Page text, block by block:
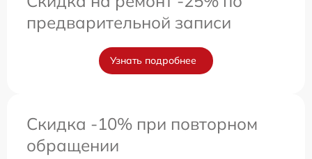
предварительной записи
Узнать подробнее
Скидка -10% при повторном
обращении